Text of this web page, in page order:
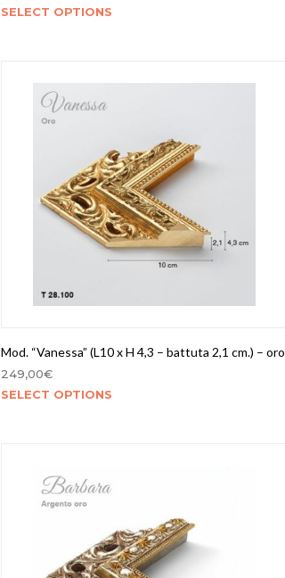
SELECT OPTIONS
Mod. “Vanessa” (L10 x H 4,3 – battuta 2,1 cm.) – oro
249,00€
SELECT OPTIONS